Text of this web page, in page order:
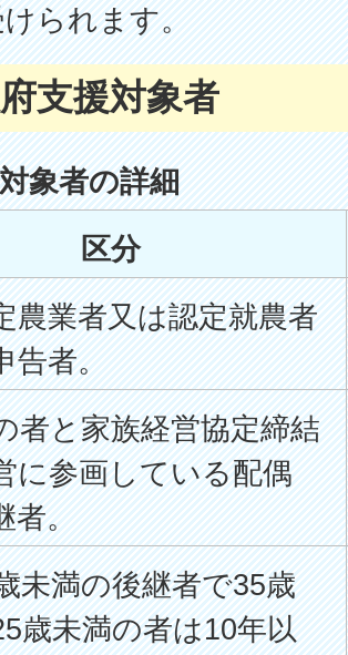
られます。
支援対象者
象者の詳細
区分
農業者又は認定就農者
告者。
者と家族経営協定締結
に参画している配偶
者。
未満の後継者で35歳
歳未満の者は10年以